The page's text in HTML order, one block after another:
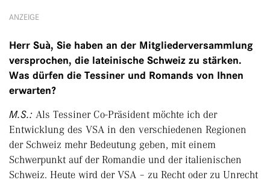
ANZEIGE
Herr Suà, Sie haben an der Mitgliederversammlung
versprochen, die lateinische Schweiz zu stärken.
Was dürfen die Tessiner und Romands von Ihnen
erwarten?
M.S.: Als Tessiner Co-Präsident möchte ich der
Entwicklung des VSA in den verschiedenen Regionen
der Schweiz mehr Bedeutung geben, mit einem
Schwerpunkt auf der Romandie und der italienischen
Schweiz. Heute wird der VSA – zu Recht oder zu Unrecht